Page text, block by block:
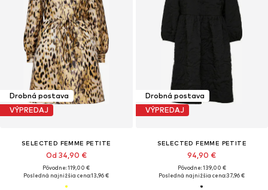
Drobná postava
VÝPREDAJ
SELECTED FEMME PETITE
Od 34,90 €
Pôvodne: 119,00 €
Posledná najnižšia cena:13,96 €
Drobná postava
VÝPREDAJ
SELECTED FEMME PETITE
94,90 €
Pôvodne: 139,00 €
Posledná najnižšia cena:37,96 €